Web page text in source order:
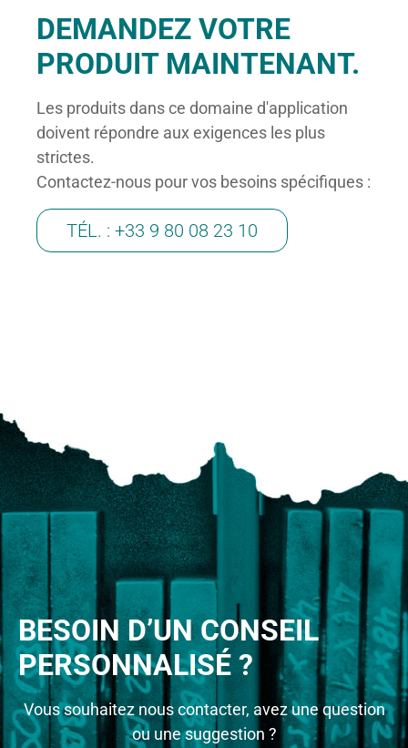
DEMANDEZ VOTRE
PRODUIT MAINTENANT.
Les produits dans ce domaine d'application
doivent répondre aux exigences les plus
strictes.
Contactez-nous pour vos besoins spécifiques :
TÉL. : +33 9 80 08 23 10
BESOIN D’UN CONSEIL
PERSONNALISÉ ?
Vous souhaitez nous contacter, avez une question
ou une suggestion ?